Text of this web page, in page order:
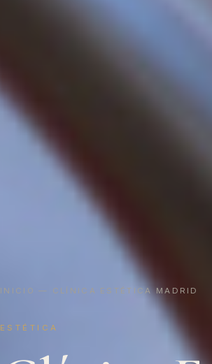
INICIO — CLÍNICA ESTÉTICA MADRID
ESTÉTICA